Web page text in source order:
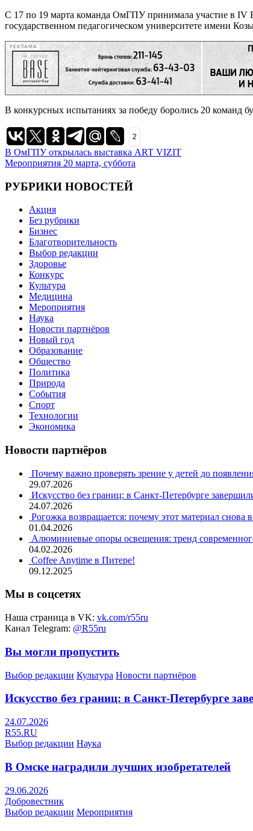
С 17 по 19 марта команда ОмГПУ принимала участие в IV
государственном педагогическом университете имени
РЕКЛАМА
В конкурсных испытаниях за победу боролись 20 команд
2
Навигация
по
записям
В ОмГПУ открылась выставка ART VIZIT
Мероприятия 20 марта, суббота
РУБРИКИ НОВОСТЕЙ
Акция
Без рубрики
Бизнес
Благотворительность
Выбор редакции
Здоровье
Конкурс
Культура
Медицина
Мероприятия
Наука
Новости партнёров
Новый год
Образование
Общество
Политика
Природа
События
Спорт
Технологии
Экономика
Новости партнёров
Почему важно проверять зрение у детей до
29.07.2026
Искусство без границ: в Санкт-Петербурге
24.07.2026
Рогожка возвращается: почему этот материал снова
01.04.2026
Алюминиевые опоры освещения: тренд
04.02.2026
Coffee Anytime в Питере!
09.12.2025
Мы в соцсетях
Наша страница в VK: vk.com/r55ru
Канал Telegram: @R55ru
Вы могли пропустить
Выбор редакции Культура Новости партнёров
Искусство без границ: в Санкт-Петербурге
24.07.2026
R55.RU
Выбор редакции Наука
В Омске наградили лучших изобретателей
29.06.2026
Добровестник
Выбор редакции Мероприятия